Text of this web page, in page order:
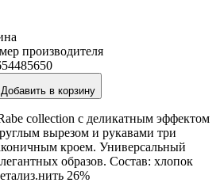
производителя
54485650
Добавить в корзину
collection с деликатным эффектом
вырезом и рукавами три
кроем. Универсальный
образов. Состав: хлопок
26%